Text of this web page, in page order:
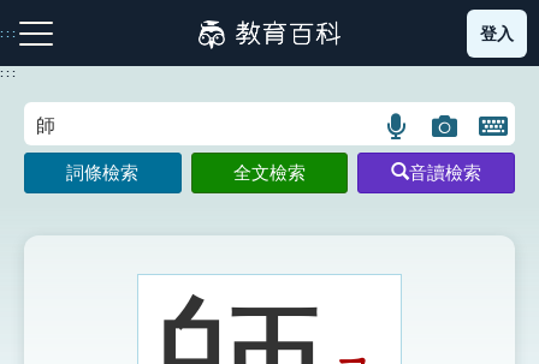
到
主
:::
注音索引圖示 筆畫索引圖示 部首索引表圖示
登入
:::
語
言
搜
示
圖
片
搜
開
鍵
圖
詞條檢索 全文檢索 音讀檢索